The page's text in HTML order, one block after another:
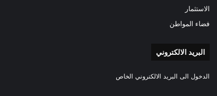
الاستثمار
فضاء المواطن
البريد الالكتروني
الدخول الى البريد الالكتروني الخاص